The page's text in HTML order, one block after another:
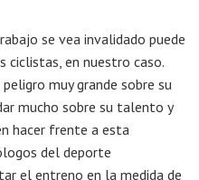
se vea invalidado puede
en nuestro caso.
muy grande sobre su
mucho sobre su talento y
hacer frente a esta
del deporte
el entreno en la medida de